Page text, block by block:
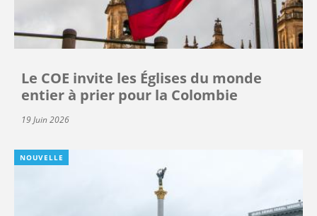
Le COE invite les Églises du monde
entier à prier pour la Colombie
19 Juin 2026
NOUVELLE